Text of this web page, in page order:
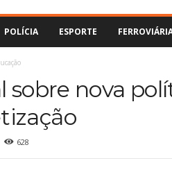
POLÍCIA ESPORTE
sobre nova
628